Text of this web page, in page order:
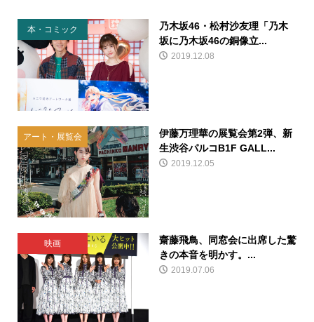
本・コミック
乃木坂46・松村沙友理「乃木
坂に乃木坂46の銅像立...
2019.12.08
アート・展覧会
伊藤万理華の展覧会第2弾、新
生渋谷パルコB1F GALL...
2019.12.05
映画
齋藤飛鳥、同窓会に出席した驚
きの本音を明かす。...
2019.07.06